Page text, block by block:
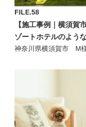
FILE.58
【施工事例｜横須賀
ゾートホテルのよう
神奈川県横須賀市 M